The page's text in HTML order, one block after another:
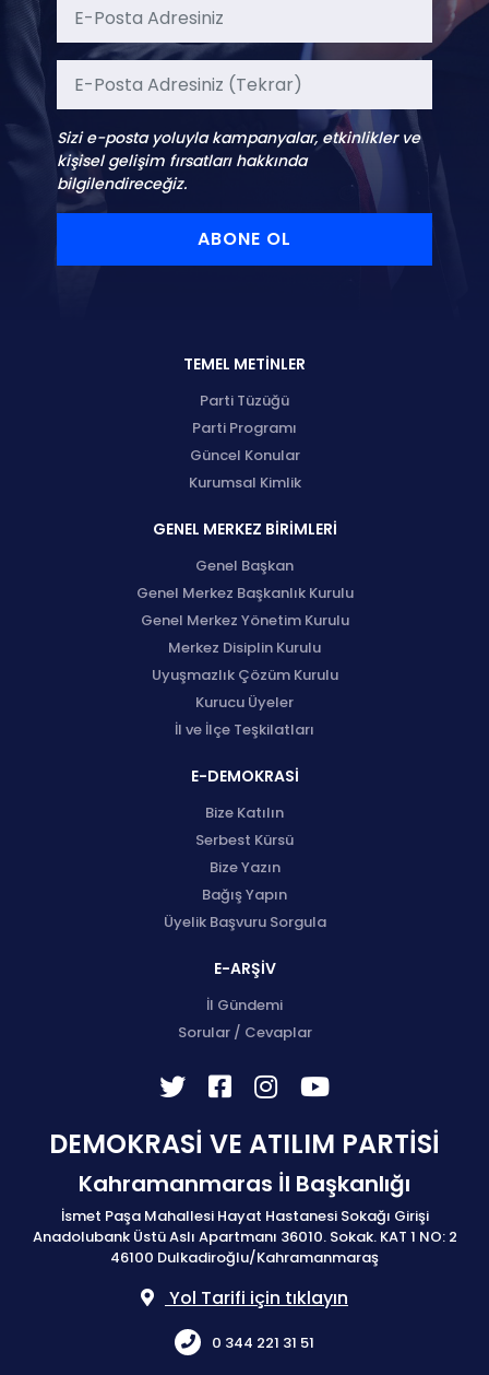
Sizi e-posta yoluyla kampanyalar, etkinlikler ve
kişisel gelişim fırsatları hakkında
bilgilendireceğiz.
ABONE OL
TEMEL METİNLER
Parti Tüzüğü
Parti Programı
Güncel Konular
Kurumsal Kimlik
GENEL MERKEZ BİRİMLERİ
Genel Başkan
Genel Merkez Başkanlık Kurulu
Genel Merkez Yönetim Kurulu
Merkez Disiplin Kurulu
Uyuşmazlık Çözüm Kurulu
Kurucu Üyeler
İl ve İlçe Teşkilatları
E-DEMOKRASİ
Bize Katılın
Serbest Kürsü
Bize Yazın
Bağış Yapın
Üyelik Başvuru Sorgula
E-ARŞİV
İl Gündemi
Sorular / Cevaplar
DEMOKRASİ VE ATILIM PARTİSİ
Kahramanmaras İl Başkanlığı
İsmet Paşa Mahallesi Hayat Hastanesi Sokağı Girişi
Anadolubank Üstü Aslı Apartmanı 36010. Sokak. KAT 1 NO: 2
46100 Dulkadiroğlu/Kahramanmaraş
Yol Tarifi için tıklayın
0 344 221 31 51